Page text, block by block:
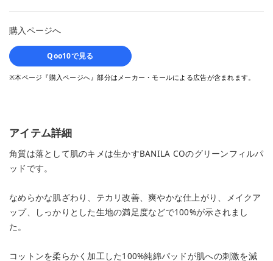
購入ページへ
Qoo10で見る
※本ページ『購入ページへ』部分はメーカー・モールによる広告が含まれます。
アイテム詳細
角質は落として肌のキメは生かすBANILA COのグリーンフィルパ
ッドです。
なめらかな肌ざわり、テカリ改善、爽やかな仕上がり、メイクア
ップ、しっかりとした生地の満足度などで100%が示されまし
た。
コットンを柔らかく加工した100%純綿パッドが肌への刺激を減